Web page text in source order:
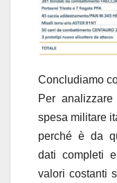
Concludiamo
Per
spesa militare
perché è da
dati completi
valori costanti